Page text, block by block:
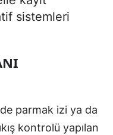
sistemleri
parmak izi ya da
kontrolü yapılan